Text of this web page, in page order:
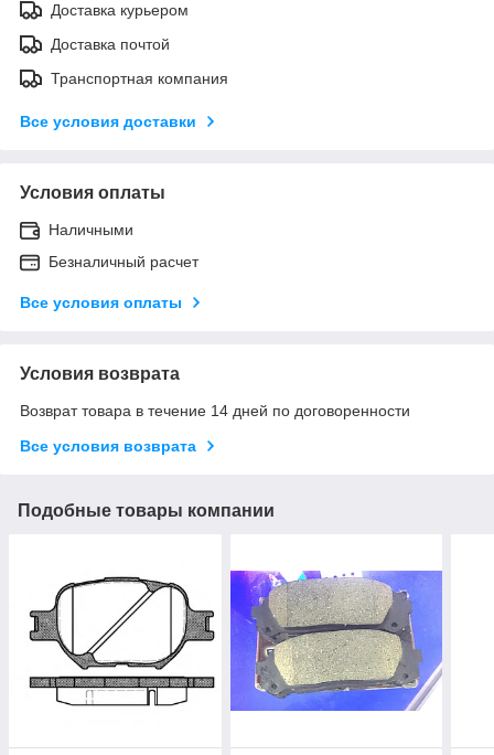
Доставка курьером
Доставка почтой
Транспортная компания
Все условия доставки
Условия оплаты
Наличными
Безналичный расчет
Все условия оплаты
Условия возврата
Возврат товара в течение 14 дней по договоренности
Все условия возврата
Подобные товары компании